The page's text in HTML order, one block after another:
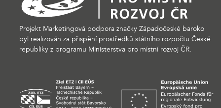
Projekt Marketingová podpora značky Západočeské baroko
byl realizován za přispění prostředků státního rozpočtu České
republiky z programu Ministerstva pro místní rozvoj ČR.